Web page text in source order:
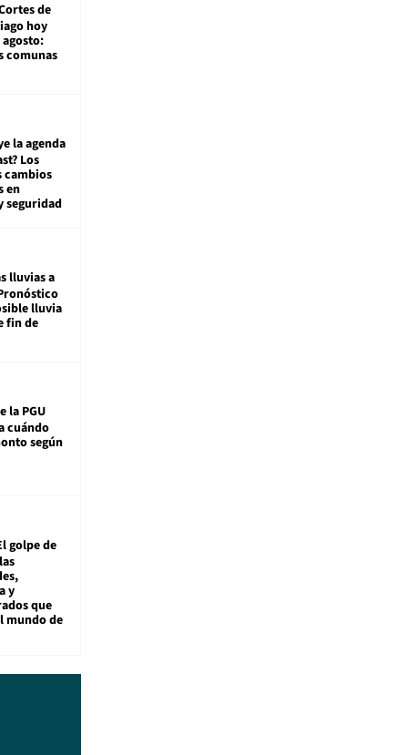
de
hoy
agosto:
comunas
la agenda
Los
cambios
en
seguridad
lluvias a
lluvia
fin de
la PGU
cuándo
según
golpe de
y
que
mundo de